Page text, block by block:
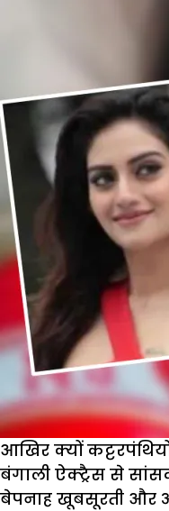
आखिर क्यों
बंगाली ऐक्ट्रैस से
बेपनाह खूबसूरती